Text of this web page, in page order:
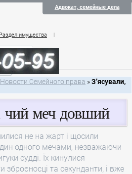
Адвокат, семейные дела
Раздел имущества
|
праву
Новости Семейного права »З’ясували,
чий меч довший
не на жарт і щосили
одного мечами, незважаючи
судді. Їх кинулися
зброєносці та секунданти, і вже